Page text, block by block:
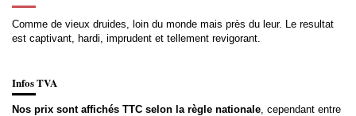
Comme de vieux druides, loin du monde mais près du leur. Le resultat
est captivant, hardi, imprudent et tellement revigorant.
Infos TVA
Nos prix sont affichés TTC selon la règle nationale , cependant entre